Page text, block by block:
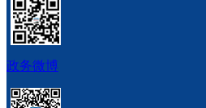
政务微博